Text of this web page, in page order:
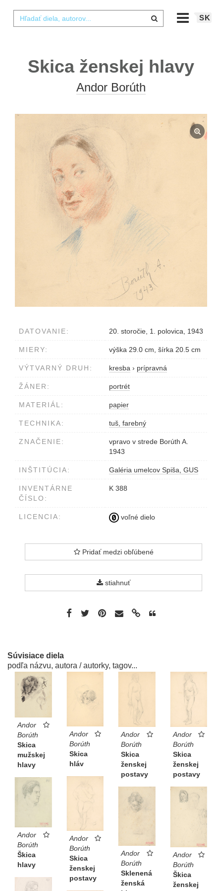
SK
Skica ženskej hlavy
Andor Borúth
DATOVANIE: 20. storočie, 1. polovica, 1943
MIERY: výška 29.0 cm, šírka 20.5 cm
VÝTVARNÝ DRUH: kresba › prípravná
ŽÁNER: portrét
MATERIÁL: papier
TECHNIKA: tuš, farebný
ZNAČENIE:
vpravo v strede Borúth A.
1943
INŠTITÚCIA: Galéria umelcov Spiša, GUS
INVENTÁRNE
ČÍSLO:
K 388
LICENCIA: voľné dielo
Pridať medzi obľúbené
stiahnuť
Súvisiace diela
podľa názvu, autora / autorky, tagov...
Andor
Borúth
Skica
mužskej
hlavy
Andor
Borúth
Skica
hláv
Andor
Borúth
Skica
ženskej
postavy
Andor
Borúth
Skica
ženskej
postavy
Andor
Borúth
Skica
ženskej
postavy
Andor
Borúth
Škica
hlavy
Andor
Borúth
Škica
ženskej
Andor
Borúth
Sklenená
ženská